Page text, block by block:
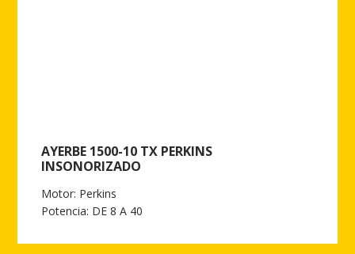
AYERBE 1500-10 TX PERKINS
INSONORIZADO
Motor: Perkins
Potencia: DE 8 A 40